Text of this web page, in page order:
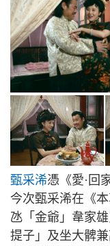
甄采浠憑《愛·回
今次甄采浠在《
氹「金爺」韋家
提子」及坐大髀